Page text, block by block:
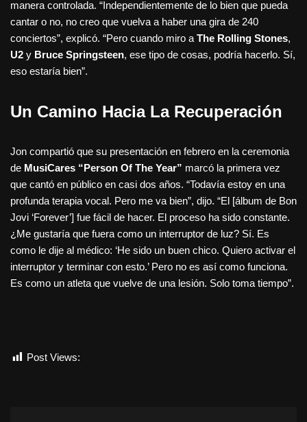
manera controlada. “Independientemente de lo bien que pueda
cantar o no, no creo que vuelva a haber una gira de 240
conciertos”, explicó. “Pero cuando miro a The Rolling Stones,
U2 y Bruce Springsteen, ese tipo de cosas, podría hacerlo. Sí,
eso estaría bien”.
Un Camino Hacia La Recuperación
Jon compartió que su presentación en febrero en la ceremonia
de MusiCares “Person Of The Year” marcó la primera vez
que cantó en público en casi dos años. “Todavía estoy en una
profunda terapia vocal. Pero me va bien”, dijo. “El [álbum de Bon
Jovi ‘Forever’] fue fácil de hacer. El proceso ha sido constante.
¿Me gustaría que fuera como un interruptor de luz? Sí. Es
como le dije al médico: ‘He sido un buen chico. Quiero activar el
interruptor y terminar con esto.’ Pero no es así como funciona.
Es como un atleta que vuelve de una lesión. Solo toma tiempo”.
Post Views: